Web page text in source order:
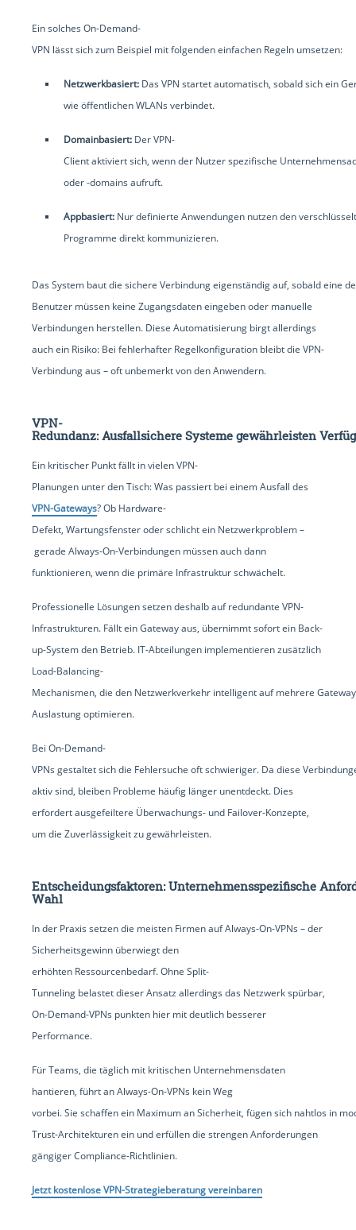
Ein solches On-Demand-
VPN lässt sich zum Beispiel mit folgenden einfachen Regeln umsetzen:
Netzwerkbasiert: Das VPN startet automatisch, sobald sich ein
wie öffentlichen WLANs verbindet.
Domainbasiert: Der VPN-
Client aktiviert sich, wenn der Nutzer spezifische
oder -domains aufruft.
Appbasiert: Nur definierte Anwendungen nutzen den
Programme direkt kommunizieren.
Das System baut die sichere Verbindung eigenständig auf, sobald eine
Benutzer müssen keine Zugangsdaten eingeben oder manuelle
Verbindungen herstellen. Diese Automatisierung birgt allerdings
auch ein Risiko: Bei fehlerhafter Regelkonfiguration bleibt die VPN-
Verbindung aus – oft unbemerkt von den Anwendern.
VPN-
Redundanz: Ausfallsichere Systeme gewährleisten
Ein kritischer Punkt fällt in vielen VPN-
Planungen unter den Tisch: Was passiert bei einem Ausfall des
VPN-Gateways? Ob Hardware-
Defekt, Wartungsfenster oder schlicht ein Netzwerkproblem –
gerade Always-On-Verbindungen müssen auch dann
funktionieren, wenn die primäre Infrastruktur schwächelt.
Professionelle Lösungen setzen deshalb auf redundante VPN-
Infrastrukturen. Fällt ein Gateway aus, übernimmt sofort ein Back-
up-System den Betrieb. IT-Abteilungen implementieren zusätzlich
Load-Balancing-
Mechanismen, die den Netzwerkverkehr intelligent auf mehrere
Auslastung optimieren.
Bei On-Demand-
VPNs gestaltet sich die Fehlersuche oft schwieriger. Da diese
aktiv sind, bleiben Probleme häufig länger unentdeckt. Dies
erfordert ausgefeiltere Überwachungs- und Failover-Konzepte,
um die Zuverlässigkeit zu gewährleisten.
Entscheidungsfaktoren: Unternehmensspezifische
Wahl
In der Praxis setzen die meisten Firmen auf Always-On-VPNs – der
Sicherheitsgewinn überwiegt den
erhöhten Ressourcenbedarf. Ohne Split-
Tunneling belastet dieser Ansatz allerdings das Netzwerk spürbar,
On-Demand-VPNs punkten hier mit deutlich besserer
Performance.
Für Teams, die täglich mit kritischen Unternehmensdaten
hantieren, führt an Always-On-VPNs kein Weg
vorbei. Sie schaffen ein Maximum an Sicherheit, fügen sich nahtlos in
Trust-Architekturen ein und erfüllen die strengen Anforderungen
gängiger Compliance-Richtlinien.
Jetzt kostenlose VPN-Strategieberatung vereinbaren